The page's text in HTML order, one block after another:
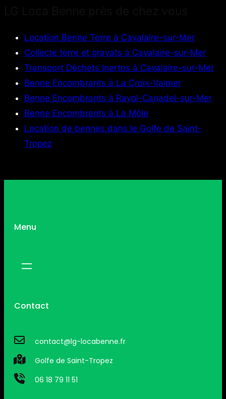
Location Benne Terre à Cavalaire-sur-Mer
Collecte terre et gravats à Cavalaire-sur-Mer
Transport Déchets Inertes à Cavalaire-sur-Mer
Benne Encombrants à La Croix-Valmer
Benne Encombrants à Rayol-Canadel-sur-Mer
Benne Encombrants à La Môle
Location de bennes dans le Golfe de Saint-
Tropez
Menu
Contact
contact@lg-locabenne.fr
Golfe de Saint-Tropez
06 18 79 11 51